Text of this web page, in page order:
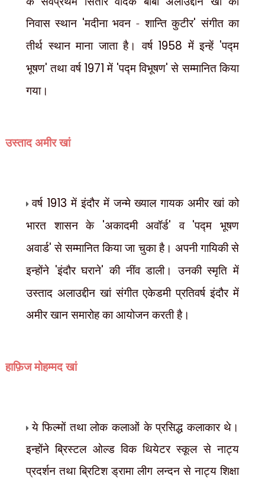
निवास स्थान 'मदीना भवन - शान्ति कुटीर'संगीत का
तीर्थ स्थान माना जाता है। वर्ष 1958 में इन्हें 'पद्म
भूषण'तथा वर्ष 1971 में 'पद्म विभूषण'से सम्मानित किया
गया।
उस्ताद अमीर खां
वर्ष 1913 में इंदौर में जन्मे ख्याल गायक अमीर खां को
भारत शासन के 'अकादमी अवॉर्ड'व 'पद्म भूषण
अवार्ड'से सम्मानित किया जा चुका है। अपनी गायिकी से
इन्होंने 'इंदौर घराने'की नींव डाली। उनकी स्मृति में
उस्ताद अलाउद्दीन खां संगीत एकेडमी प्रतिवर्ष इंदौर में
अमीर खान समारोह का आयोजन करती है।
हाफ़िज मोहम्मद खां
ये फिल्मों तथा लोक कलाओं के प्रसिद्ध कलाकार थे।
इन्होंने ब्रिस्टल ओल्ड विक थियेटर स्कूल से नाट्य
प्रदर्शन तथा ब्रिटिश ड्रामा लीग लन्दन से नाट्य शिक्षा